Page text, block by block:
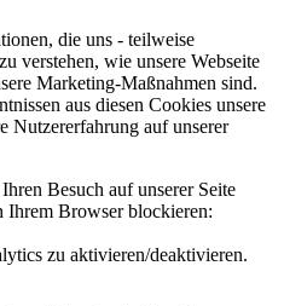
die uns - teilweise
verstehen, wie unsere Webseite
Marketing-Maßnahmen sind.
aus diesen Cookies unsere
Nutzererfahrung auf unserer
Besuch auf unserer Seite
Ihrem Browser blockieren:
zu aktivieren/deaktivieren.